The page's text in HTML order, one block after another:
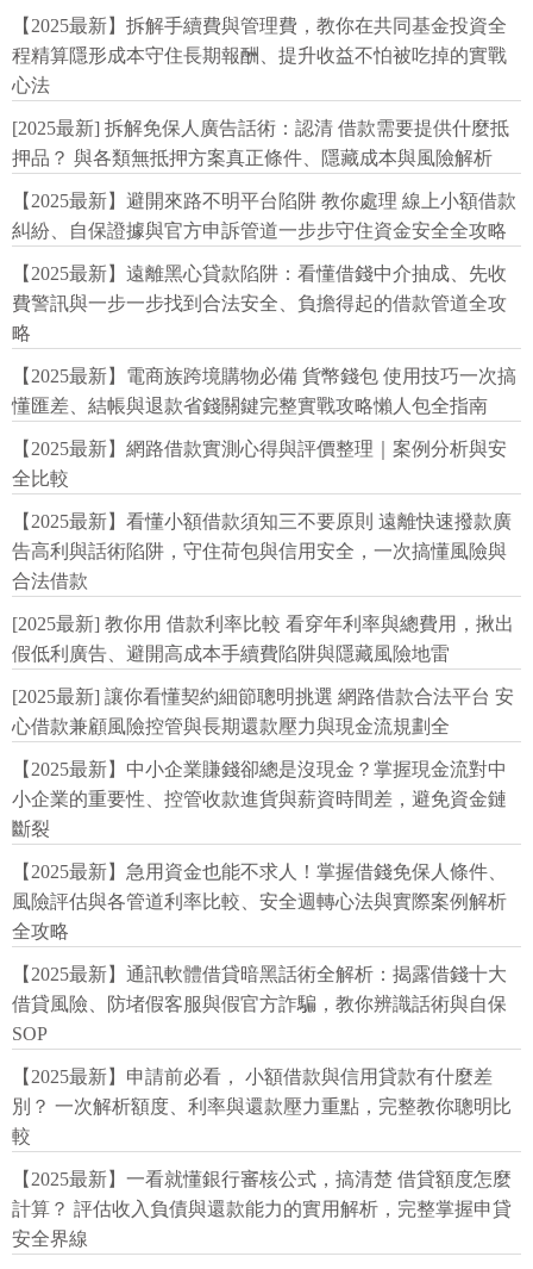
【2025最新】拆解手續費與管理費，教你在共同基金投資全
程精算隱形成本守住長期報酬、提升收益不怕被吃掉的實戰
心法
[2025最新] 拆解免保人廣告話術：認清 借款需要提供什麼抵
押品？ 與各類無抵押方案真正條件、隱藏成本與風險解析
【2025最新】避開來路不明平台陷阱 教你處理 線上小額借款
糾紛、自保證據與官方申訴管道一步步守住資金安全全攻略
【2025最新】遠離黑心貸款陷阱：看懂借錢中介抽成、先收
費警訊與一步一步找到合法安全、負擔得起的借款管道全攻
略
【2025最新】電商族跨境購物必備 貨幣錢包 使用技巧一次搞
懂匯差、結帳與退款省錢關鍵完整實戰攻略懶人包全指南
【2025最新】網路借款實測心得與評價整理｜案例分析與安
全比較
【2025最新】看懂小額借款須知三不要原則 遠離快速撥款廣
告高利與話術陷阱，守住荷包與信用安全，一次搞懂風險與
合法借款
[2025最新] 教你用 借款利率比較 看穿年利率與總費用，揪出
假低利廣告、避開高成本手續費陷阱與隱藏風險地雷
[2025最新] 讓你看懂契約細節聰明挑選 網路借款合法平台 安
心借款兼顧風險控管與長期還款壓力與現金流規劃全
【2025最新】中小企業賺錢卻總是沒現金？掌握現金流對中
小企業的重要性、控管收款進貨與薪資時間差，避免資金鏈
斷裂
【2025最新】急用資金也能不求人！掌握借錢免保人條件、
風險評估與各管道利率比較、安全週轉心法與實際案例解析
全攻略
【2025最新】通訊軟體借貸暗黑話術全解析：揭露借錢十大
借貸風險、防堵假客服與假官方詐騙，教你辨識話術與自保
SOP
【2025最新】申請前必看， 小額借款與信用貸款有什麼差
別？ 一次解析額度、利率與還款壓力重點，完整教你聰明比
較
【2025最新】一看就懂銀行審核公式，搞清楚 借貸額度怎麼
計算？ 評估收入負債與還款能力的實用解析，完整掌握申貸
安全界線